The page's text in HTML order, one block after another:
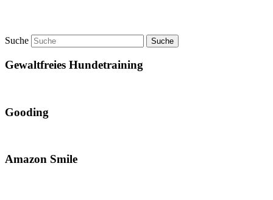
Suche
Gewaltfreies Hundetraining
Gooding
Amazon Smile